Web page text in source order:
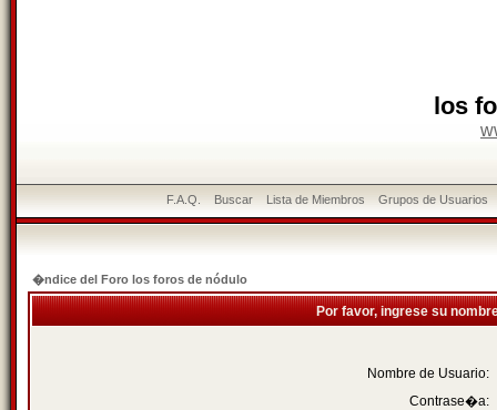
los
F.A.Q. Buscar Lista de Miembros Grupos de Usuarios
�ndice del Foro los foros de nódulo
Por favor, ingrese su
Nombre de Usuario:
Contrase�a: